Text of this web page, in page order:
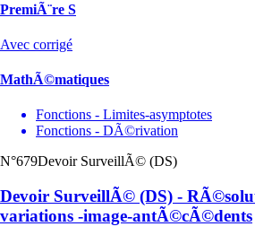
PremiÃ¨re S
Avec corrigé
MathÃ©matiques
Fonctions - Limites-asymptotes
Fonctions - DÃ©rivation
N°679Devoir SurveillÃ© (DS)
Devoir SurveillÃ© (DS) -
variations -image-antÃ©cÃ©dents